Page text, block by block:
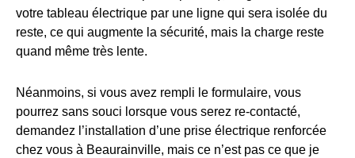
votre tableau électrique par une ligne qui sera isolée du
reste, ce qui augmente la sécurité, mais la charge reste
quand même très lente.
Néanmoins, si vous avez rempli le formulaire, vous
pourrez sans souci lorsque vous serez re-contacté,
demandez l’installation d’une prise électrique renforcée
chez vous à Beaurainville, mais ce n’est pas ce que je